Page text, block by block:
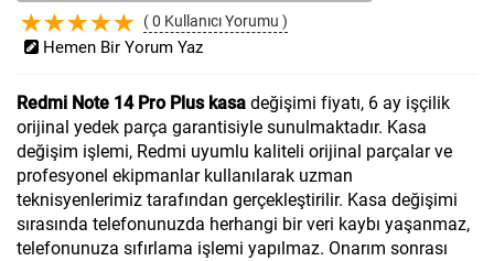
( 0 Kullanıcı Yorumu )
Hemen Bir Yorum Yaz
Redmi Note 14 Pro Plus kasa değişimi fiyatı, 6 ay işçilik
orijinal yedek parça garantisiyle sunulmaktadır. Kasa
değişim işlemi, Redmi uyumlu kaliteli orijinal parçalar ve
profesyonel ekipmanlar kullanılarak uzman
teknisyenlerimiz tarafından gerçekleştirilir. Kasa değişimi
sırasında telefonunuzda herhangi bir veri kaybı yaşanmaz,
telefonunuza sıfırlama işlemi yapılmaz. Onarım sonrası